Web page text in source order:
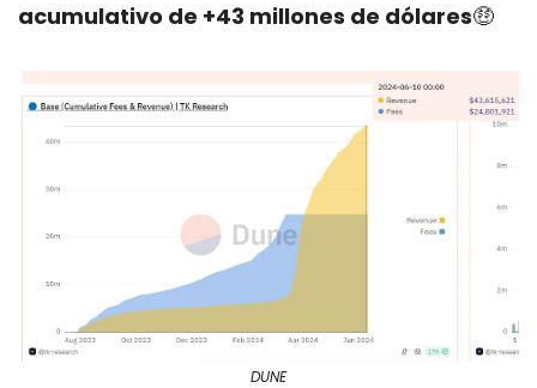
acumulativo de +43 millones de dólares🤑
DUNE